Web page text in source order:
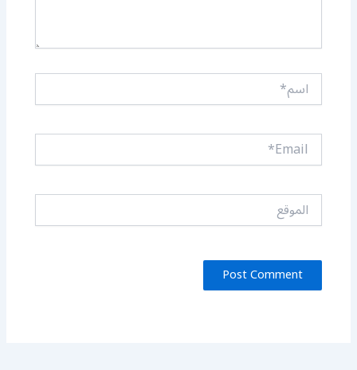
اسم*
Email*
الموقع